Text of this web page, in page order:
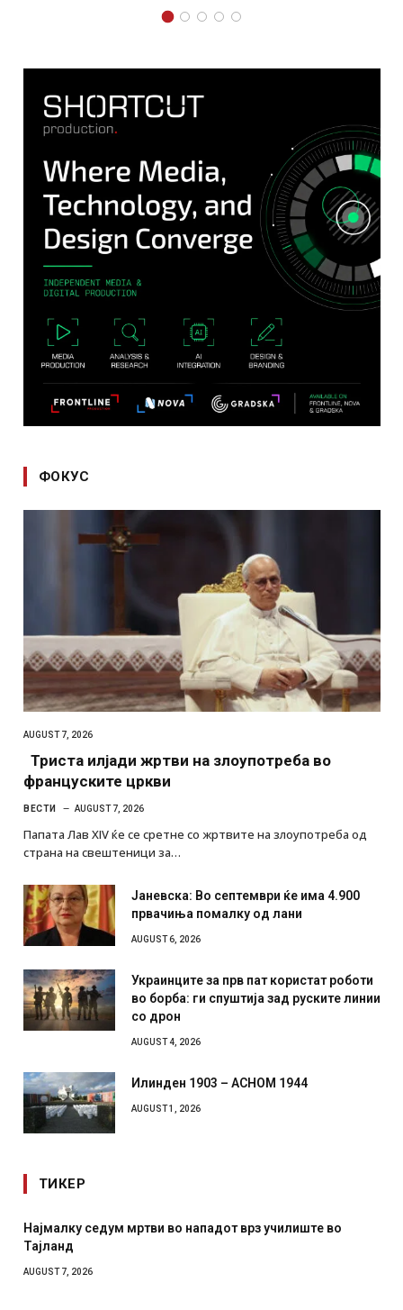
ФОКУС
AUGUST 7, 2026
Триста илјади жртви на злоупотреба во
француските цркви
ВЕСТИ AUGUST 7, 2026
Папата Лав XIV ќе се сретне со жртвите на злоупотреба од
страна на свештеници за…
Јаневска: Во септември ќе има 4.900
првачиња помалку од лани
AUGUST 6, 2026
Украинците за прв пат користат роботи
во борба: ги спуштија зад руските линии
со дрон
AUGUST 4, 2026
Илинден 1903 – АСНОМ 1944
AUGUST 1, 2026
ТИКЕР
Најмалку седум мртви во нападот врз училиште во
Тајланд
AUGUST 7, 2026